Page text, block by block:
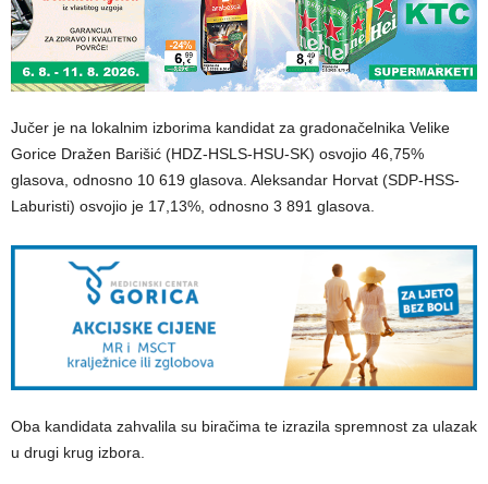
Jučer je na lokalnim izborima kandidat za gradonačelnika Velike
Gorice Dražen Barišić (HDZ-HSLS-HSU-SK) osvojio 46,75%
glasova, odnosno 10 619 glasova. Aleksandar Horvat (SDP-HSS-
Laburisti) osvojio je 17,13%, odnosno 3 891 glasova.
Oba kandidata zahvalila su biračima te izrazila spremnost za ulazak
u drugi krug izbora.